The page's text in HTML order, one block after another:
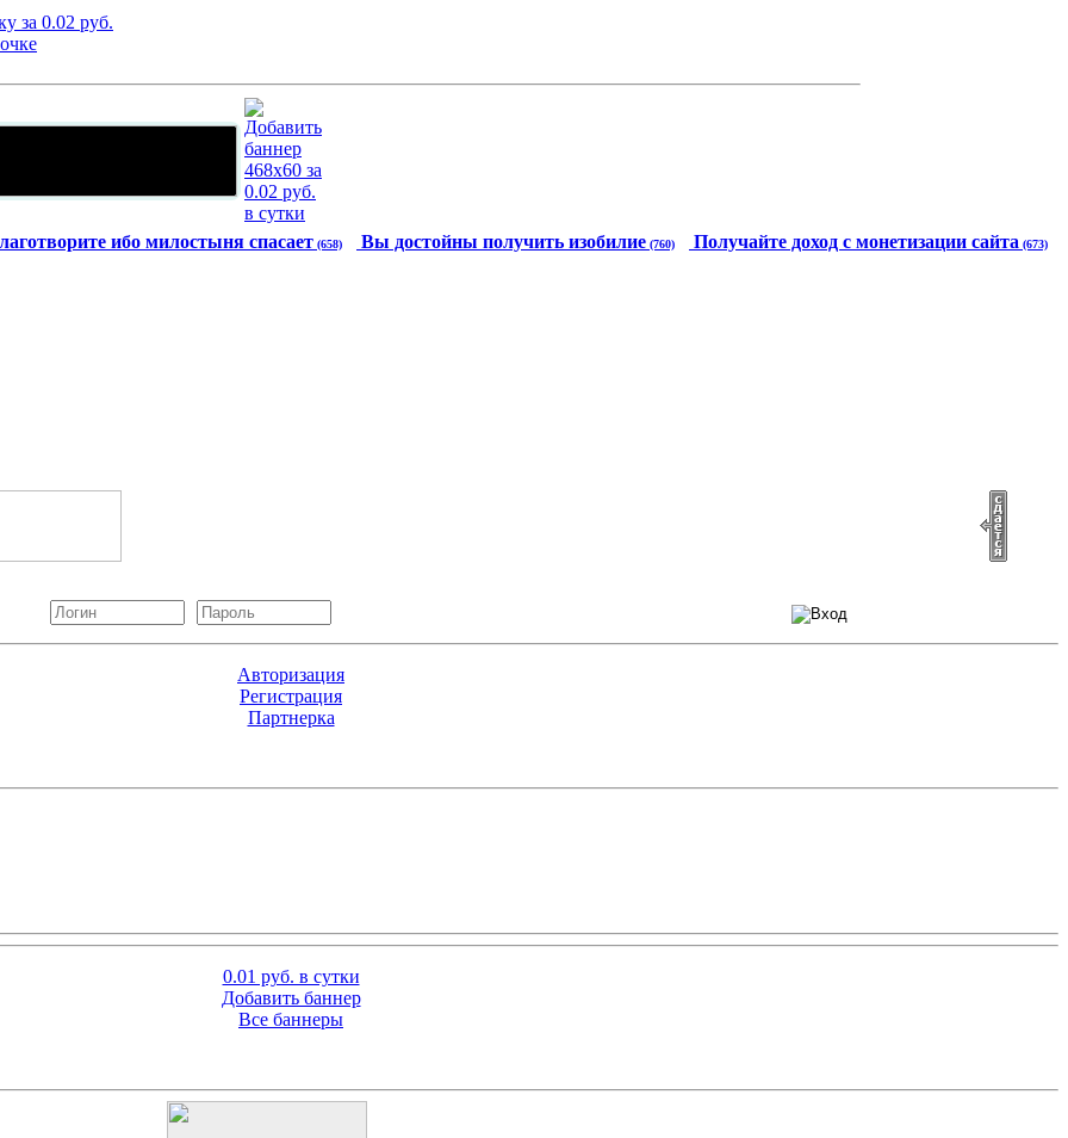
ибо милостыня спасает (658) Вы достойны получить изобилие (760) Получайте доход с монетизации сайта (673)
Авторизация
Регистрация
Партнерка
0.01 руб. в сутки
Добавить баннер
Все баннеры